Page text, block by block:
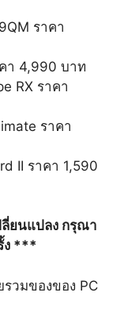
ราคา
า 4,990 บาท
RX ราคา
ราคา
II ราคา 1,590
ยนแปลง กรุณา
ง ***
วมของของ PC